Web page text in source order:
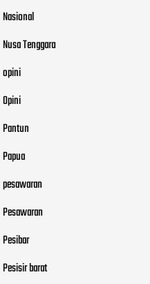
Nasional
Nusa Tenggara
opini
Opini
Pantun
Papua
pesawaran
Pesawaran
Pesibar
Pesisir barat